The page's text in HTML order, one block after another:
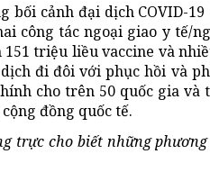
bối cảnh đại dịch COVID-
công tác ngoại giao y tế/
triệu liều vaccine và
đi đôi với phục hồi và
cho trên 50 quốc gia và
đồng quốc tế.
trực cho biết những